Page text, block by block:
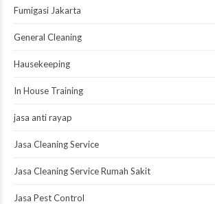
Fumigasi Jakarta
General Cleaning
Hausekeeping
In House Training
jasa anti rayap
Jasa Cleaning Service
Jasa Cleaning Service Rumah Sakit
Jasa Pest Control